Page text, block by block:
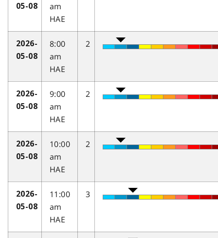
05-08
am
HAE
2026-
05-08
8:00
am
HAE
2
2026-
05-08
9:00
am
HAE
2
2026-
05-08
10:00
am
HAE
2
2026-
05-08
11:00
am
HAE
3